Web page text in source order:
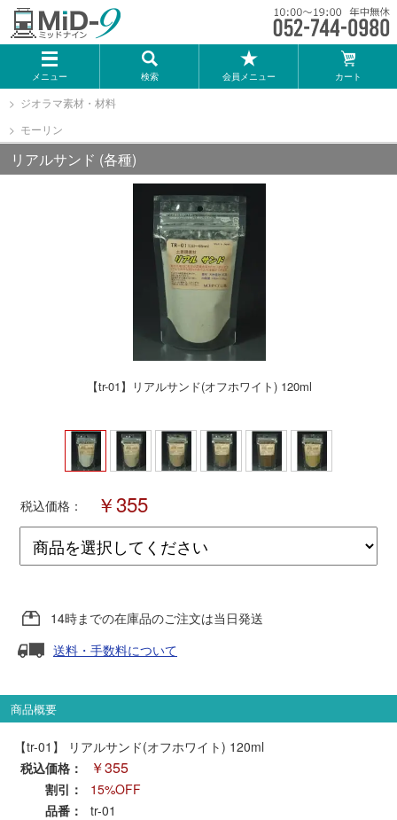
メニュー 検索 会員メニュー カート
メーカー一覧
TOMIX
KATO
Bトレインショーティー
タカラトミー（プラレール）
ポポンデッタ
さんけい
セール品・キャンペーン
セール商品
ジオラマ素材・材料
モーリン
リアルサンド (各種)
【tr-01】リアルサンド(オフホワイト) 120ml
税込価格： ￥355
14時までの在庫品のご注文は当日発送
送料・手数料について
商品概要
【tr-01】 リアルサンド(オフホワイト) 120ml
税込価格：
￥355
割引：
15%OFF
品番：
tr-01